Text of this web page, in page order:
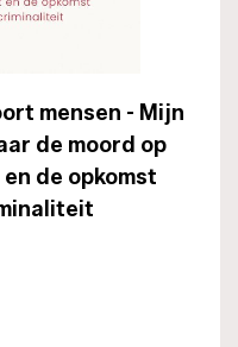
mensen - Mijn
de moord op
de opkomst